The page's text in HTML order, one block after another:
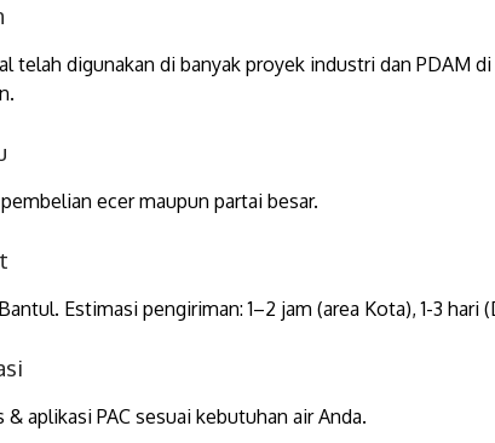
telah digunakan di banyak proyek industri dan PDAM
ecer maupun partai besar.
Estimasi pengiriman: 1–2 jam (area Kota), 1-3 hari
aplikasi PAC sesuai kebutuhan air Anda.